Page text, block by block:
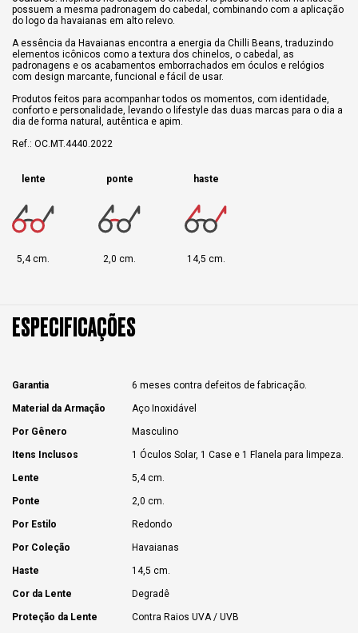
possuem a mesma padronagem do cabedal, combinando com a aplicação
do logo da havaianas em alto relevo.
A essência da Havaianas encontra a energia da Chilli Beans, traduzindo
elementos icônicos como a textura dos chinelos, o cabedal, as
padronagens e os acabamentos emborrachados em óculos e relógios
com design marcante, funcional e fácil de usar.
Produtos feitos para acompanhar todos os momentos, com identidade,
conforto e personalidade, levando o lifestyle das duas marcas para o dia a
dia de forma natural, autêntica e apim.
Ref.: OC.MT.4440.2022
lente
5,4 cm.
ponte
2,0 cm.
haste
14,5 cm.
ESPECIFICAÇÕES
Garantia 6 meses contra defeitos de fabricação.
Material da Armação Aço Inoxidável
Por Gênero Masculino
Itens Inclusos 1 Óculos Solar, 1 Case e 1 Flanela para limpeza.
Lente 5,4 cm.
Ponte 2,0 cm.
Por Estilo Redondo
Por Coleção Havaianas
Haste 14,5 cm.
Cor da Lente Degradê
Proteção da Lente Contra Raios UVA / UVB